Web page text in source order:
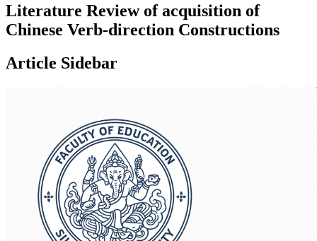
Literature Review of acquisition of
Chinese Verb-direction Constructions
Article Sidebar